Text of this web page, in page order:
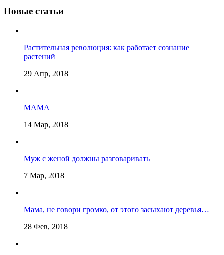
Новые статьи
Растительная революция: как работает сознание
растений
29 Апр, 2018
МАМА
14 Мар, 2018
Муж с женой должны разговаривать
7 Мар, 2018
Мама, не говори громко, от этого засыхают деревья…
28 Фев, 2018